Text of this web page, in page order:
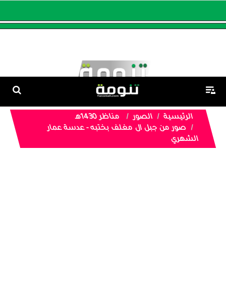
الرئيسية الصور
مناظر 1430هـ
صور من جبل ال مغلف بختبه - عدسة عمار
الشهري